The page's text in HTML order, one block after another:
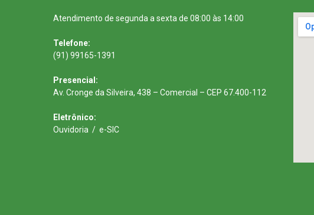
Atendimento de segunda a sexta de 08:00 às 14:00
Telefone:
(91) 99165-1391
Presencial:
Av. Cronge da Silveira, 438 – Comercial – CEP 67.400-112
Eletrônico:
Ouvidoria / e-SIC